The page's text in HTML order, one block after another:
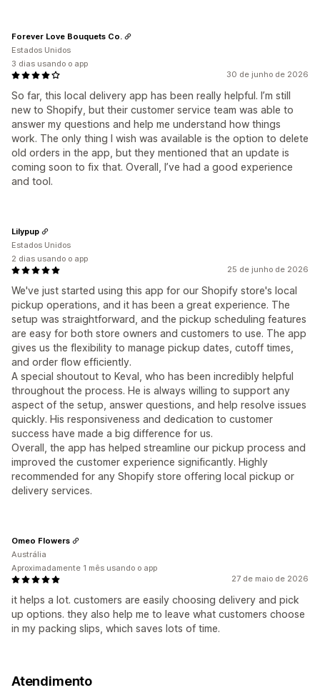
30 de junho de 2026
So far, this local delivery app has been really helpful. I’m still
new to Shopify, but their customer service team was able to
answer my questions and help me understand how things
work. The only thing I wish was available is the option to delete
old orders in the app, but they mentioned that an update is
coming soon to fix that. Overall, I’ve had a good experience
and tool.
Forever Love Bouquets Co.
Estados Unidos
3 dias usando o app
25 de junho de 2026
We've just started using this app for our Shopify store's local
pickup operations, and it has been a great experience. The
setup was straightforward, and the pickup scheduling features
are easy for both store owners and customers to use. The app
gives us the flexibility to manage pickup dates, cutoff times,
and order flow efficiently.
A special shoutout to Keval, who has been incredibly helpful
throughout the process. He is always willing to support any
aspect of the setup, answer questions, and help resolve issues
quickly. His responsiveness and dedication to customer
success have made a big difference for us.
Overall, the app has helped streamline our pickup process and
improved the customer experience significantly. Highly
recommended for any Shopify store offering local pickup or
delivery services.
Lilypup
Estados Unidos
2 dias usando o app
27 de maio de 2026
it helps a lot. customers are easily choosing delivery and pick
up options. they also help me to leave what customers choose
in my packing slips, which saves lots of time.
Omeo Flowers
Austrália
Aproximadamente 1 mês usando o app
Atendimento